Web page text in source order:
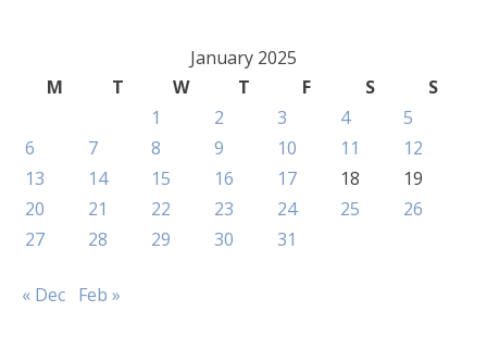
January 2025
M
T W T F S
S
1
2 3 4
5
6
7 8 9 10 11
12
13
14 15 16 17 18
19
20
21 22 23 24 25
26
27
28 29 30 31
« Dec Feb »